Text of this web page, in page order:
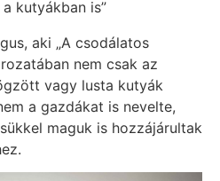
kutyákban is”
aki „A csodálatos
nem csak az
vagy lusta kutyák
a gazdákat is nevelte,
maguk is hozzájárultak